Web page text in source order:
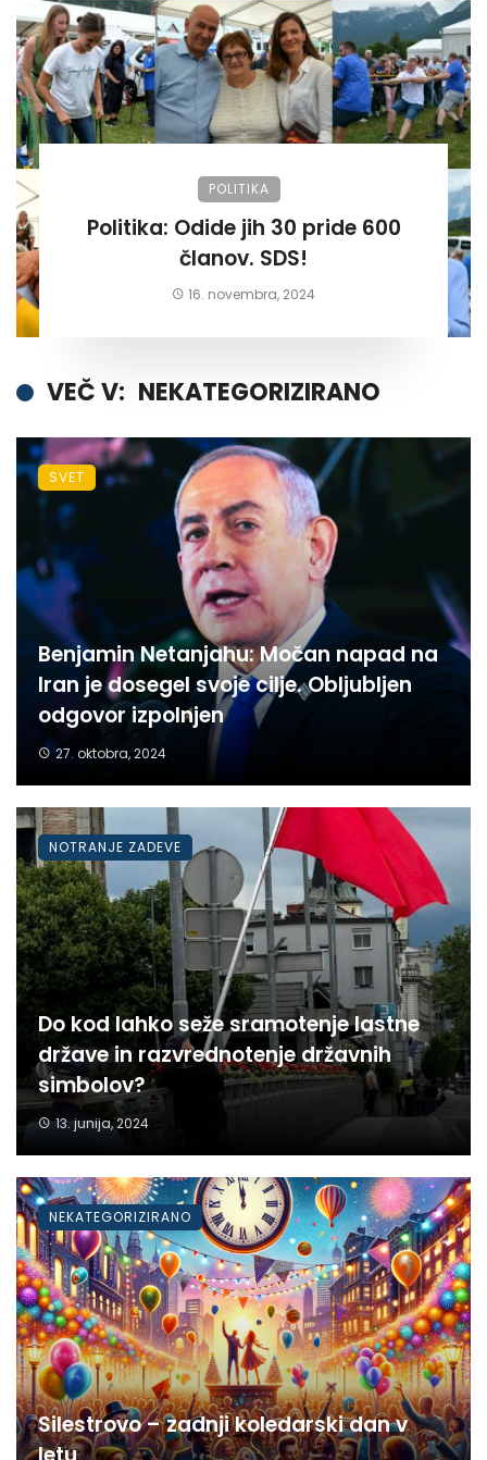
POLITIKA
Politika: Odide jih 30 pride 600
članov. SDS!
16. novembra, 2024
VEČ V: NEKATEGORIZIRANO
Benjamin Netanjahu: Močan napad na
Iran je dosegel svoje cilje. Obljubljen
odgovor izpolnjen
27. oktobra, 2024
SVET
Do kod lahko seže sramotenje lastne
države in razvrednotenje državnih
simbolov?
13. junija, 2024
NOTRANJE ZADEVE
Silestrovo – zadnji koledarski dan v
NEKATEGORIZIRANO